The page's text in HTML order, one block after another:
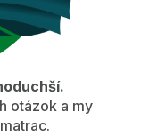
otázok a my